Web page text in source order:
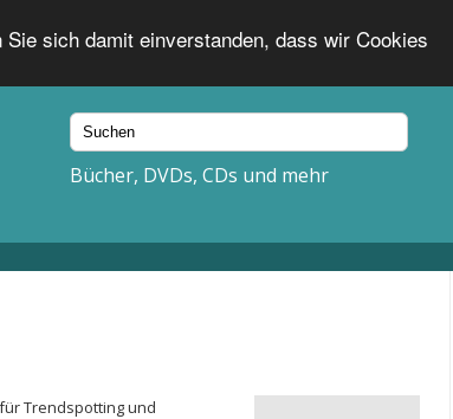
sich damit einverstanden, dass wir Cookies
Bücher, DVDs, CDs und mehr
Trendspotting und